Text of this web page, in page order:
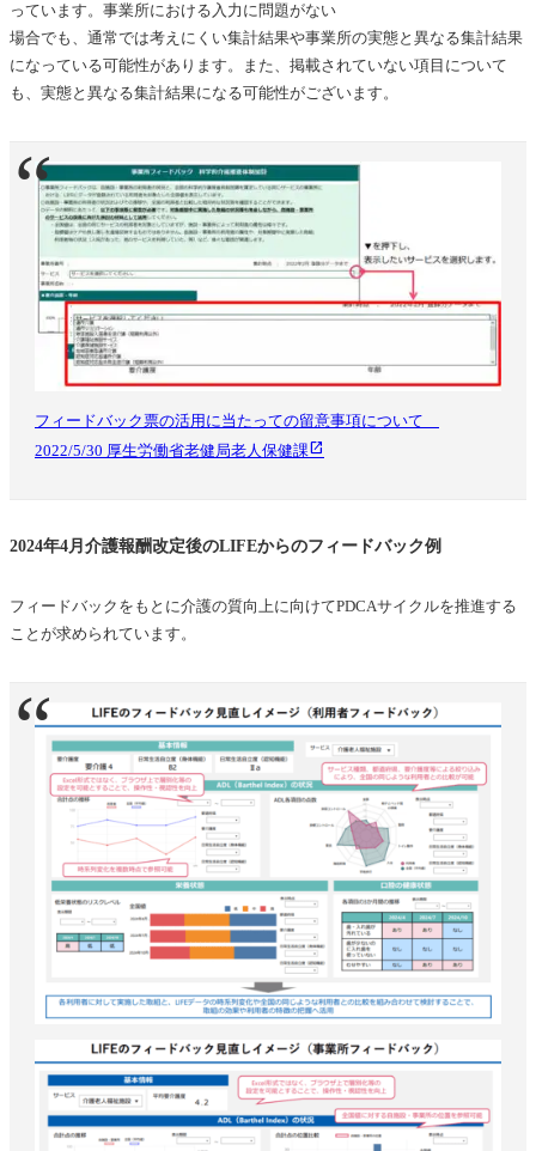
っています。事業所における入力に問題がない
場合でも、通常では考えにくい集計結果や事業所の実態と異なる集計結果
になっている可能性があります。また、掲載されていない項目について
も、実態と異なる集計結果になる可能性がございます。
フィードバック票の活用に当たっての留意事項について
2022/5/30 厚生労働省老健局老人保健課
2024年4月介護報酬改定後のLIFEからのフィードバック例
フィードバックをもとに介護の質向上に向けてPDCAサイクルを推進する
ことが求められています。